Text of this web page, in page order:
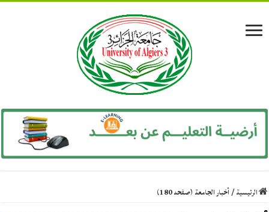
الرئيسية/أخبار الجامعة (صفحه 180)